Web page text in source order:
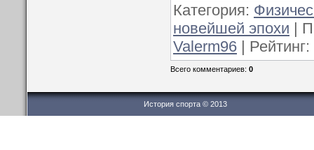
Категория:
новейшей эпохи |
Valerm96 | Рейтинг:
Всего комментариев:0
История спорта © 2013